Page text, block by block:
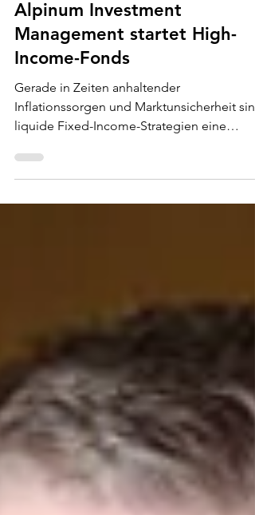
May 9, 2025
Alpinum Investment
Management startet High-
Income-Fonds
Gerade in Zeiten anhaltender
Inflationssorgen und Marktunsicherheit sind
liquide Fixed-Income-Strategien eine